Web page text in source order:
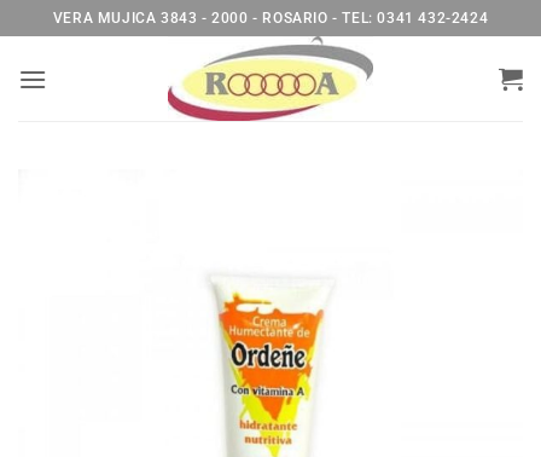
al
contenido
VERA MUJICA 3843 - 2000 - ROSARIO - TEL: 0341 432-2424